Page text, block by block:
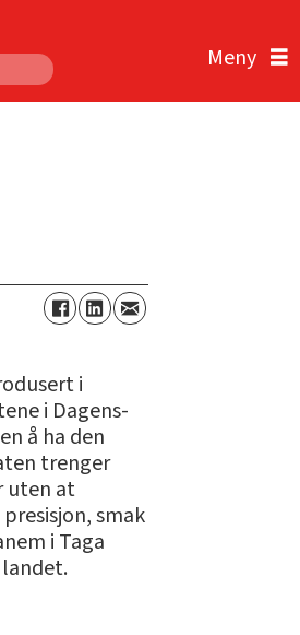
i
i Dagens-
å ha den
trenger
uten at
smak
i Taga